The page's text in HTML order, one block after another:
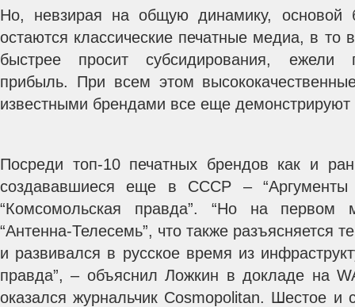
Но, невзирая на общую динамику, основой
остаются классические печатные медиа, в то
быстрее просит субсидирования, ежели
прибыль. При всем этом
известными брендами все еще демонстрируют
Посреди топ-10 печатных брендов как и
создававшиеся еще в СССР – “Аргументы
“Комсомольская правда”. “Но на первом
“Антенна-Телесемь”, что также разъясняется
и развивался в русское время из
правда”, – объяснил Ложкин в докладе на
оказался журнальчик Cosmopolitan. Шестое и